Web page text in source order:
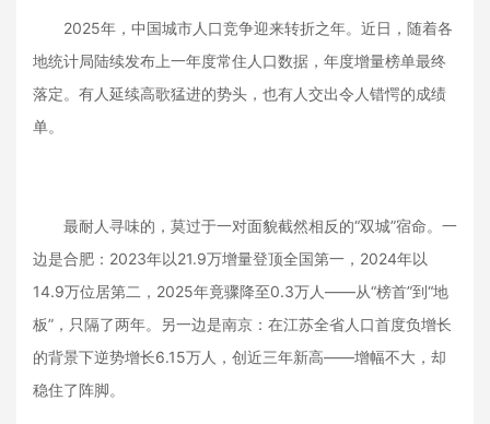
2025年，中国城市人口竞争迎来转折之年。近日，随着各
地统计局陆续发布上一年度常住人口数据，年度增量榜单最终
落定。有人延续高歌猛进的势头，也有人交出令人错愕的成绩
单。
最耐人寻味的，莫过于一对面貌截然相反的“双城”宿命。一
边是合肥：2023年以21.9万增量登顶全国第一，2024年以
14.9万位居第二，2025年竟骤降至0.3万人——从“榜首”到“地
板”，只隔了两年。另一边是南京：在江苏全省人口首度负增长
的背景下逆势增长6.15万人，创近三年新高——增幅不大，却
稳住了阵脚。